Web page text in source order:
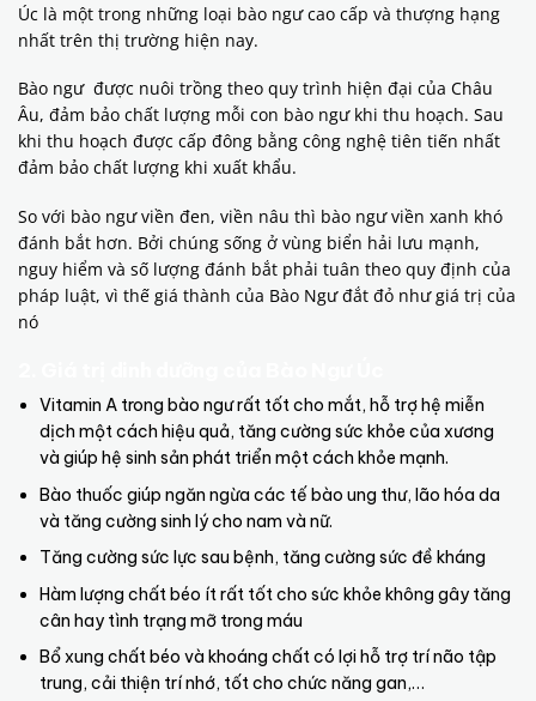
Úc là một trong những loại bào ngư cao cấp và thượng hạng
nhất trên thị trường hiện nay.
Bào ngư được nuôi trồng theo quy trình hiện đại của Châu
Âu, đảm bảo chất lượng mỗi con bào ngư khi thu hoạch. Sau
khi thu hoạch được cấp đông bằng công nghệ tiên tiến nhất
đảm bảo chất lượng khi xuất khẩu.
So với bào ngư viền đen, viền nâu thì bào ngư viền xanh khó
đánh bắt hơn. Bởi chúng sống ở vùng biển hải lưu mạnh,
nguy hiểm và số lượng đánh bắt phải tuân theo quy định của
pháp luật, vì thế giá thành của Bào Ngư đắt đỏ như giá trị của
nó
Vitamin A trong bào ngư rất tốt cho mắt, hỗ trợ hệ miễn
dịch một cách hiệu quả, tăng cường sức khỏe của xương
và giúp hệ sinh sản phát triển một cách khỏe mạnh.
Bào thuốc giúp ngăn ngừa các tế bào ung thư, lão hóa da
và tăng cường sinh lý cho nam và nữ.
Tăng cường sức lực sau bệnh, tăng cường sức đề kháng
Hàm lượng chất béo ít rất tốt cho sức khỏe không gây tăng
cân hay tình trạng mỡ trong máu
Bổ xung chất béo và khoáng chất có lợi hỗ trợ trí não tập
trung, cải thiện trí nhớ, tốt cho chức năng gan,…